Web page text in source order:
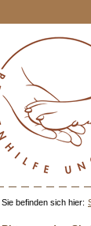
Sie befinden sich hier: